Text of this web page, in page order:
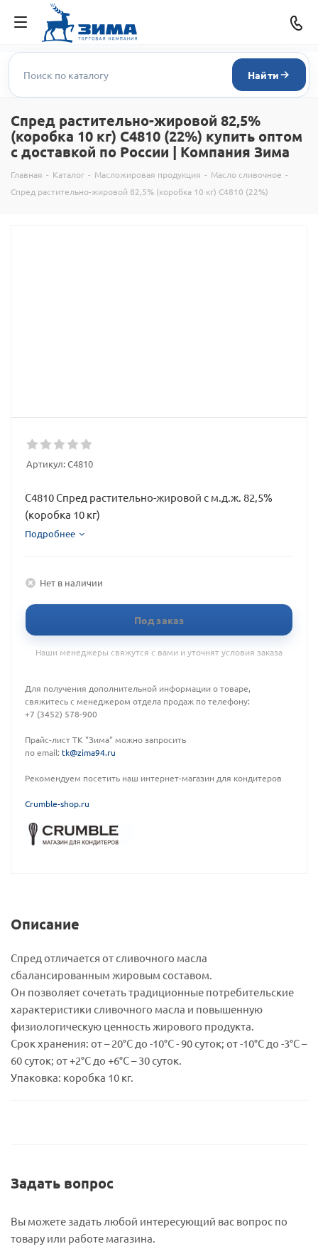
Найти
Спред растительно-жировой 82,5%
(коробка 10 кг) С4810 (22%) купить оптом
с доставкой по России | Компания Зима
Главная - Каталог - Масложировая продукция - Масло сливочное -
Спред растительно-жировой 82,5% (коробка 10 кг) С4810 (22%)
Артикул:С4810
С4810 Спред растительно-жировой с м.д.ж. 82,5%
(коробка 10 кг)
Подробнее
Нет в наличии
Под заказ
Наши менеджеры свяжутся с вами и уточнят условия заказа
Для получения дополнительной информации о товаре,
свяжитесь с менеджером отдела продаж по телефону:
+7 (3452) 578-900
Прайс-лист ТК "Зима" можно запросить
по email: tk@zima94.ru
Рекомендуем посетить наш интернет-магазин для кондитеров
Crumble-shop.ru
Описание
Спред отличается от сливочного масла
сбалансированным жировым составом.
Он позволяет сочетать традиционные потребительские
характеристики сливочного масла и повышенную
физиологическую ценность жирового продукта.
Срок хранения: от – 20°С до -10°С - 90 суток; от -10°С до -3°С –
60 суток; от +2°С до +6°С – 30 суток.
Упаковка: коробка 10 кг.
Задать вопрос
Вы можете задать любой интересующий вас вопрос по
товару или работе магазина.